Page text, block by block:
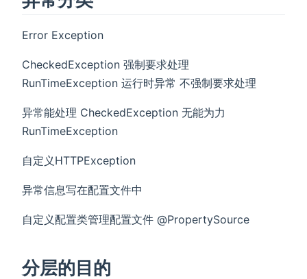
Error Exception
CheckedException 强制要求处理
RunTimeException 运行时异常 不强制要求处理
异常能处理 CheckedException 无能为力
RunTimeException
自定义HTTPException
异常信息写在配置文件中
自定义配置类管理配置文件 @PropertySource
分层的目的